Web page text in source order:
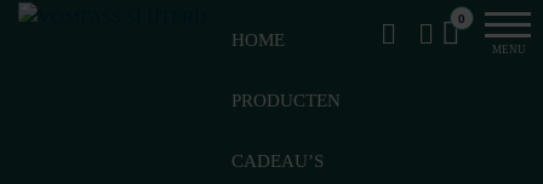
Slijterij
het
0
MENU
HOME
PRODUCTEN
CADEAU’S